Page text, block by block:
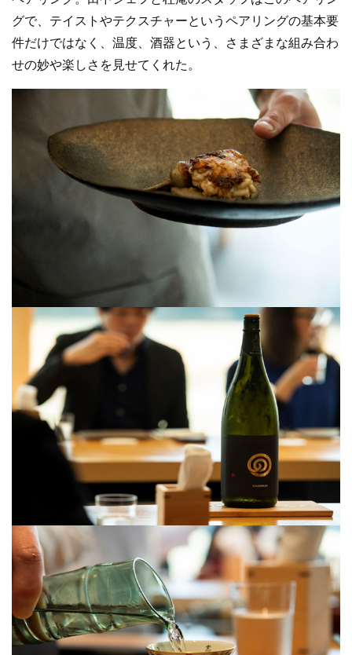
グで、テイストやテクスチャーというペアリングの基本要
件だけではなく、温度、酒器という、さまざまな組み合わ
せの妙や楽しさを見せてくれた。